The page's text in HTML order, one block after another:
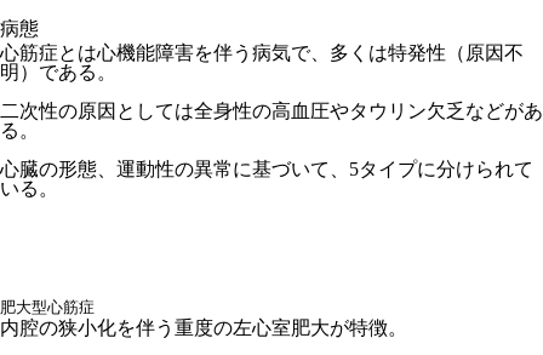
病態
心筋症とは心機能障害を伴う病気で、多くは特発性（原因不
明）である。
二次性の原因としては全身性の高血圧やタウリン欠乏などがあ
る。
心臓の形態、運動性の異常に基づいて、5タイプに分けられて
いる。
肥大型心筋症
内腔の狭小化を伴う重度の左心室肥大が特徴。